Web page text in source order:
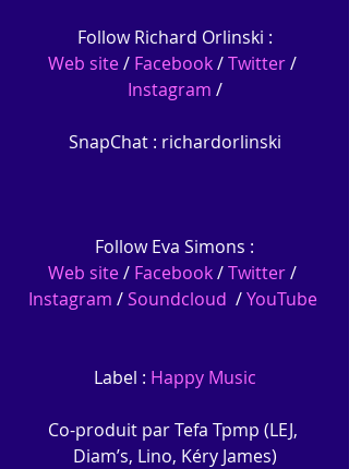
Follow Richard Orlinski :
Web site / Facebook / Twitter /
Instagram /
SnapChat : richardorlinski
Follow Eva Simons :
Web site / Facebook / Twitter /
Instagram / Soundcloud
  /
YouTube
Label : Happy Music
Co-produit par Tefa Tpmp (LEJ,
Diam’s, Lino, Kéry James)‪